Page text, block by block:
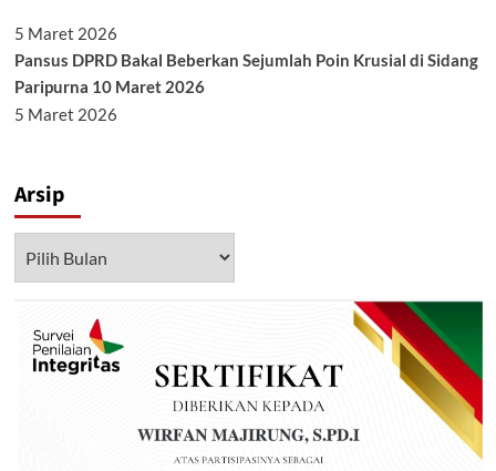
5 Maret 2026
Pansus DPRD Bakal Beberkan Sejumlah Poin Krusial di Sidang
Paripurna 10 Maret 2026
5 Maret 2026
Arsip